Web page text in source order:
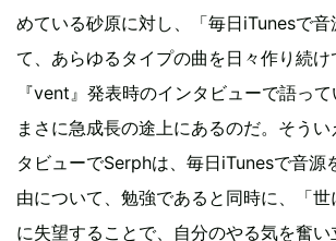
めている砂原に対し、「毎日iTunesで音
て、あらゆるタイプの曲を日々作り続け
『vent』発表時のインタビューで語っ
まさに急成長の途上にあるのだ。そう
タビューでSerphは、毎日iTunesで音源
由について、勉強であると同時に、「
に失望することで、自分のやる気を奮い